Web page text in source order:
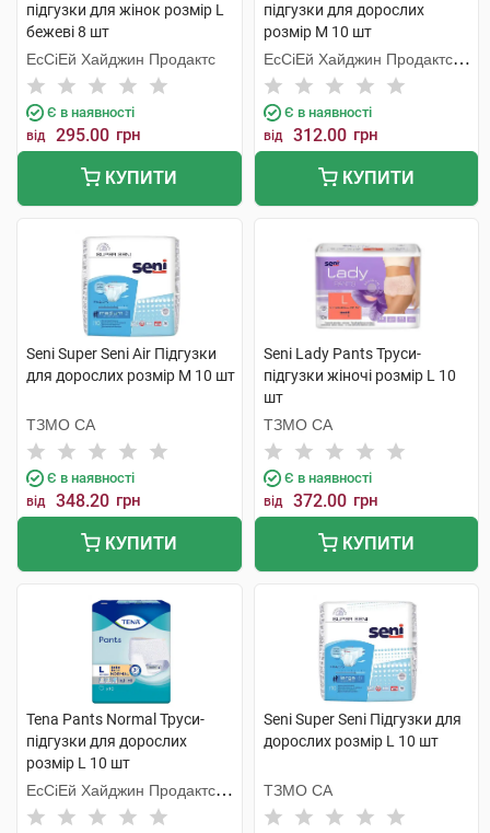
підгузки для жінок розмір L
бежеві 8 шт
ЕсСіЕй Хайджин Продактс
Є в наявності
від 295.00 грн
КУПИТИ
підгузки для дорослих
розмір M 10 шт
ЕсСіЕй Хайджин Продактс
Хугезанд
Є в наявності
від 312.00 грн
КУПИТИ
Seni Super Seni Air Підгузки
для дорослих розмір M 10 шт
ТЗМО СА
Є в наявності
від 348.20 грн
КУПИТИ
Seni Lady Pants Труси-
підгузки жіночі розмір L 10
шт
ТЗМО СА
Є в наявності
від 372.00 грн
КУПИТИ
Tena Pants Normal Труси-
підгузки для дорослих
розмір L 10 шт
ЕсСіЕй Хайджин Продактс
Хугезанд
Seni Super Seni Підгузки для
дорослих розмір L 10 шт
ТЗМО СА